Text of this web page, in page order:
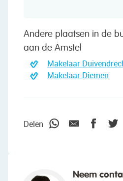
Andere plaatsen in de
aan de Amstel
Makelaar
Makelaar Diemen
Delen
Neem